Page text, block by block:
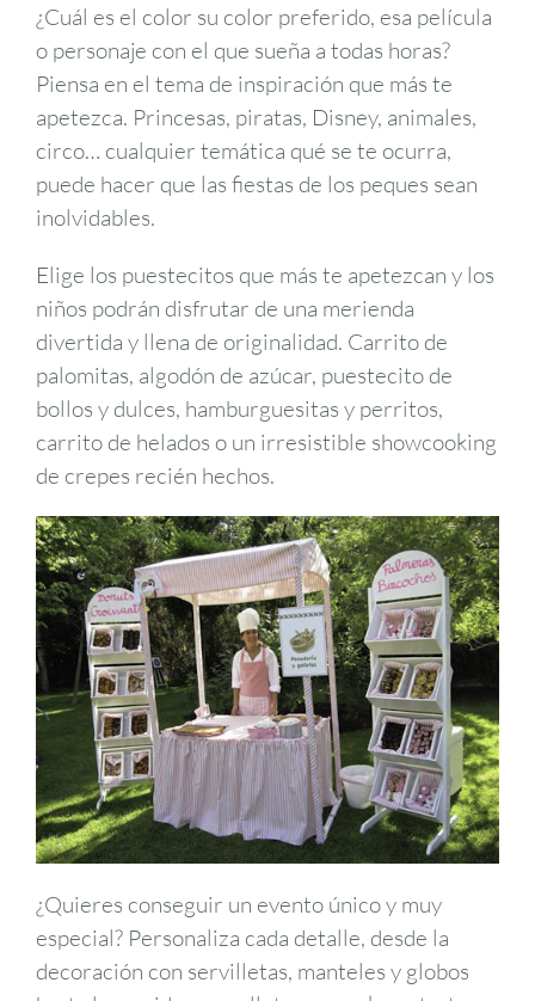
¿Cuál es el color su color preferido, esa película
o personaje con el que sueña a todas horas?
Piensa en el tema de inspiración que más te
apetezca. Princesas, piratas, Disney, animales,
circo… cualquier temática qué se te ocurra,
puede hacer que las fiestas de los peques sean
inolvidables.
Elige los puestecitos que más te apetezcan y los
niños podrán disfrutar de una merienda
divertida y llena de originalidad. Carrito de
palomitas, algodón de azúcar, puestecito de
bollos y dulces, hamburguesitas y perritos,
carrito de helados o un irresistible showcooking
de crepes recién hechos.
¿Quieres conseguir un evento único y muy
especial? Personaliza cada detalle, desde la
decoración con servilletas, manteles y globos